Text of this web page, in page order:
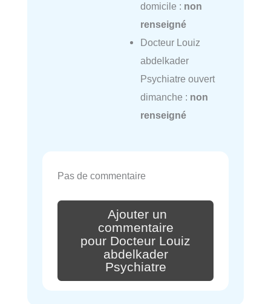
domicile : non
renseigné
Docteur Louiz
abdelkader
Psychiatre ouvert
dimanche : non
renseigné
Pas de commentaire
Ajouter un
commentaire
pour Docteur Louiz
abdelkader
Psychiatre